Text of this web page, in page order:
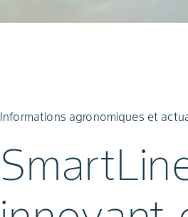
Informations agronomiques et